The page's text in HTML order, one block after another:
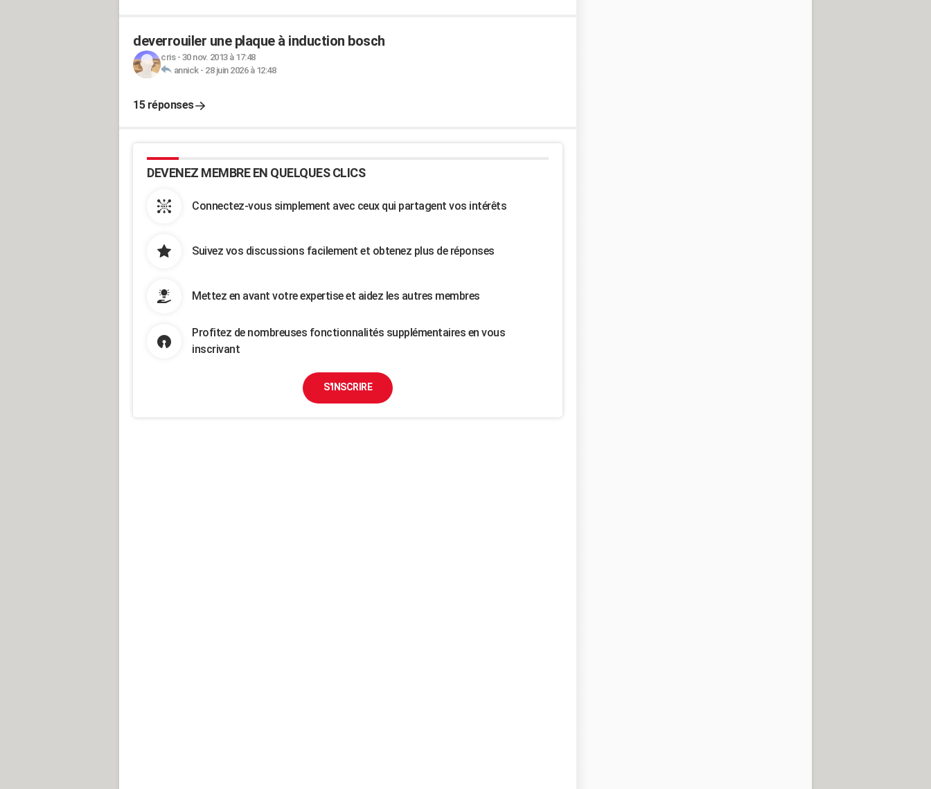
deverrouiler une plaque à induction bosch
cris- 30 nov. 2013 à 17:48
annick- 28 juin 2026 à 12:48
15 réponses
DEVENEZ MEMBRE EN QUELQUES CLICS
Connectez-vous simplement avec ceux qui partagent vos intérêts
Suivez vos discussions facilement et obtenez plus de réponses
Mettez en avant votre expertise et aidez les autres membres
Profitez de nombreuses fonctionnalités supplémentaires en vous
inscrivant
S'INSCRIRE